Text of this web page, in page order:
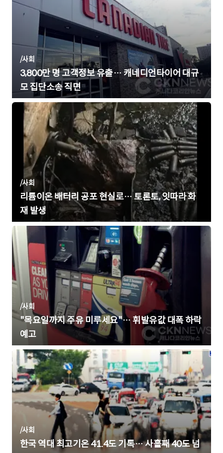
/사회
3,800만 명 고객정보 유출… 캐네디언타이어 대규
모 집단소송 직면
/사회
리튬이온 배터리 공포 현실로… 토론토, 잇따라 화
재 발생
/사회
"목요일까지 주유 미루세요"… 휘발유값 대폭 하락
예고
/사회
한국 역대 최고기온 41.4도 기록… 사흘째 40도 넘